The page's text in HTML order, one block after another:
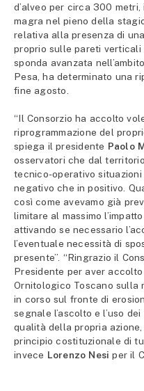
d’alveo per circa 300
magra nel pieno della
relativa alla presenza di
proprio sulle pareti
sponda avanzata
Pesa, ha determinato una
fine agosto.
“Il Consorzio ha accolto
riprogrammazione del
spiega il presidente Paolo
osservatori che dal
tecnico-operativo
negativo che in positivo.
così come avevamo già
limitare al massimo
attivando se necessario
l’eventuale necessità di
presente”. “Ringrazio il
Presidente per aver
Ornitologico Toscano sulla
in corso sul fronte di
segnale l’ascolto e l’uso
qualità della propria
principio costituzionale di
invece Lorenzo Nesiper il